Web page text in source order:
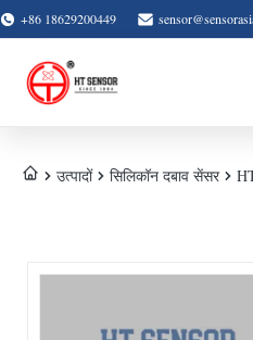
+86 18629200449
उत्पादों सिलिकॉन दबाव सेंसर